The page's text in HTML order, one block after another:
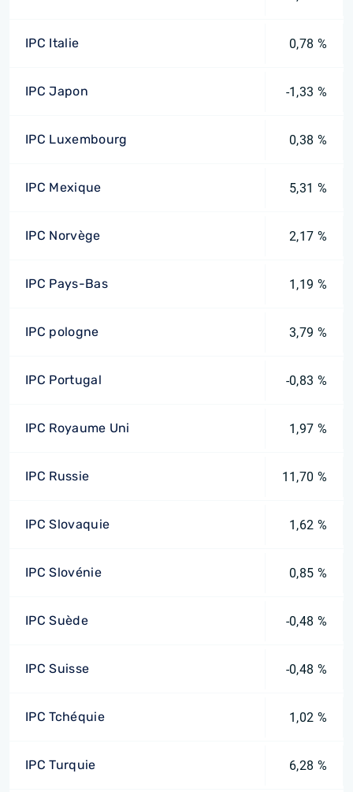
IPC Italie 0,78 %
IPC Japon -1,33 %
IPC Luxembourg 0,38 %
IPC Mexique 5,31 %
IPC Norvège 2,17 %
IPC Pays-Bas 1,19 %
IPC pologne 3,79 %
IPC Portugal -0,83 %
IPC Royaume Uni 1,97 %
IPC Russie 11,70 %
IPC Slovaquie 1,62 %
IPC Slovénie 0,85 %
IPC Suède -0,48 %
IPC Suisse -0,48 %
IPC Tchéquie 1,02 %
IPC Turquie 6,28 %